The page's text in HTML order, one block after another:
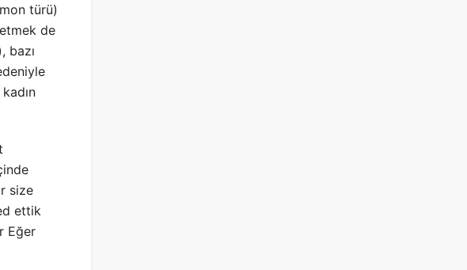
türü)
de
bazı
size
ettik
Eğer